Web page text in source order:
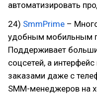
автоматизировать
24) SmmPrime –
удобным мобильным
Поддерживает
соцсетей, а
заказами даже с
SMM-менеджеров на